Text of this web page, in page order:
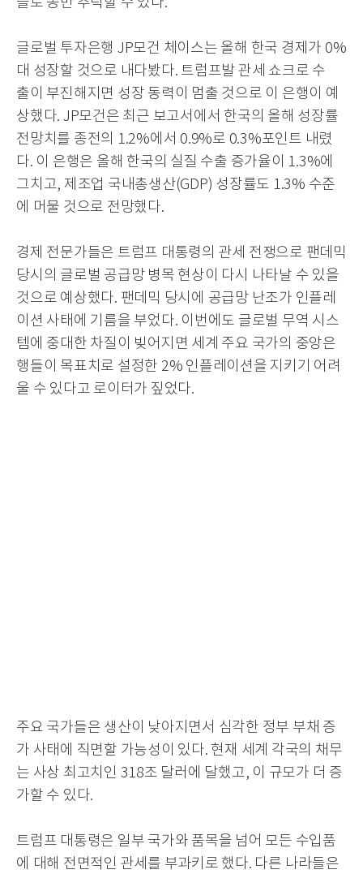
글로벌 투자은행 JP모건 체이스는 올해 한국 경제가 0%
대 성장할 것으로 내다봤다. 트럼프발 관세 쇼크로 수
출이 부진해지면 성장 동력이 멈출 것으로 이 은행이 예
상했다. JP모건은 최근 보고서에서 한국의 올해 성장률
전망치를 종전의 1.2%에서 0.9%로 0.3%포인트 내렸
다. 이 은행은 올해 한국의 실질 수출 증가율이 1.3%에
그치고, 제조업 국내총생산(GDP) 성장률도 1.3% 수준
에 머물 것으로 전망했다.
경제 전문가들은 트럼프 대통령의 관세 전쟁으로 팬데믹
당시의 글로벌 공급망 병목 현상이 다시 나타날 수 있을
것으로 예상했다. 팬데믹 당시에 공급망 난조가 인플레
이션 사태에 기름을 부었다. 이번에도 글로벌 무역 시스
템에 중대한 차질이 빚어지면 세계 주요 국가의 중앙은
행들이 목표치로 설정한 2% 인플레이션을 지키기 어려
울 수 있다고 로이터가 짚었다.
주요 국가들은 생산이 낮아지면서 심각한 정부 부채 증
가 사태에 직면할 가능성이 있다. 현재 세계 각국의 채무
는 사상 최고치인 318조 달러에 달했고, 이 규모가 더 증
가할 수 있다.
트럼프 대통령은 일부 국가와 품목을 넘어 모든 수입품
에 대해 전면적인 관세를 부과키로 했다. 다른 나라들은